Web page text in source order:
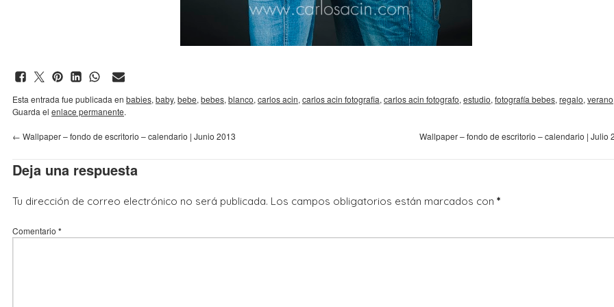
Esta entrada fue publicada en babies,baby,bebe,bebes,blanco,carlos acin,carlos acin fotografia,carlos acin fotografo,estudio,fotografía bebes,regalo,verano
Guarda el enlace permanente.
← Wallpaper – fondo de escritorio – calendario | Junio 2013 Wallpaper – fondo de escritorio – calendario | Julio
Deja una respuesta
Tu dirección de correo electrónico no será publicada. Los campos obligatorios están marcados con *
Comentario *